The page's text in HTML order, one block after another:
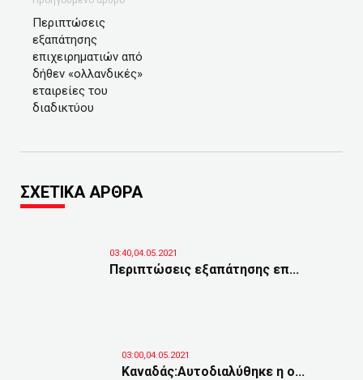
Περιπτώσεις
εξαπάτησης
επιχειρηματιών από
δήθεν «ολλανδικές»
εταιρείες του
διαδικτύου
ΣΧΕΤΙΚΑ ΑΡΘΡΑ
03:40,04.05.2021
Περιπτώσεις εξαπάτησης επ...
03:00,04.05.2021
Καναδάς:Αυτοδιαλύθηκε η ο...